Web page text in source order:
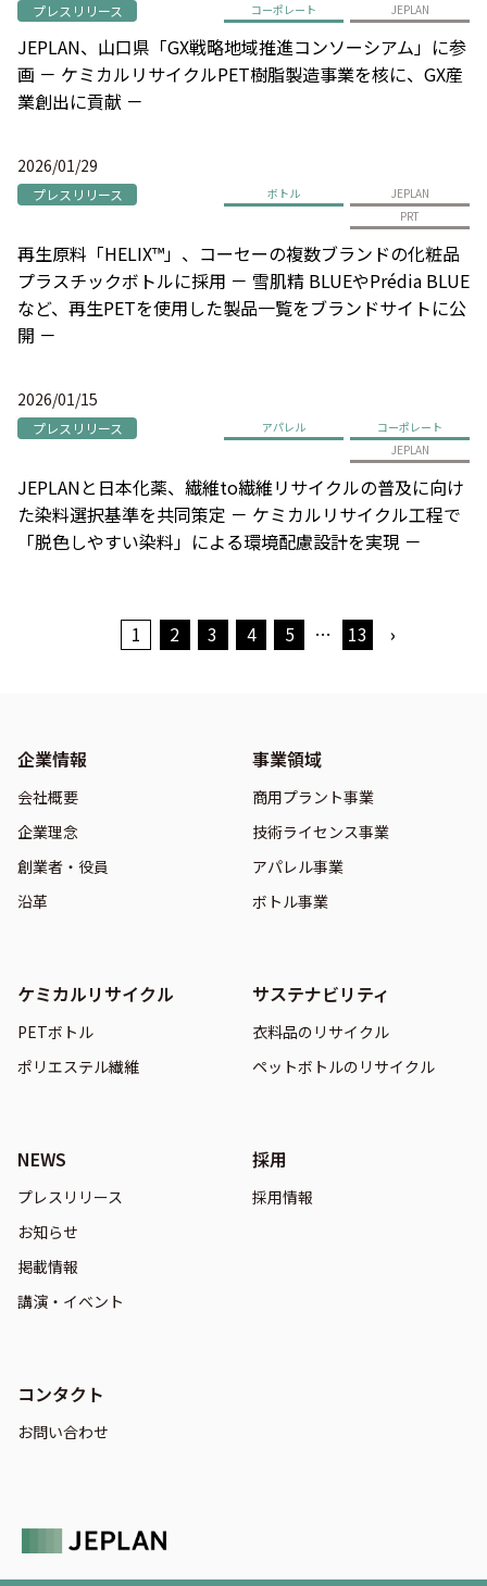
プレスリリース コーポレート JEPLAN
JEPLAN、山口県「GX戦略地域推進コンソーシアム」に参
画 － ケミカルリサイクルPET樹脂製造事業を核に、GX産
業創出に貢献 －
2026/01/29
プレスリリース ボトル
JEPLAN
PRT
再生原料「HELIX™」、コーセーの複数ブランドの化粧品
プラスチックボトルに採用 － 雪肌精 BLUEやPrédia BLUE
など、再生PETを使用した製品一覧をブランドサイトに公
開 －
2026/01/15
プレスリリース アパレル
コーポレート
JEPLAN
JEPLANと日本化薬、繊維to繊維リサイクルの普及に向け
た染料選択基準を共同策定 － ケミカルリサイクル工程で
「脱色しやすい染料」による環境配慮設計を実現 －
1 2 3 4 5 … 13 ›
企業情報
会社概要
企業理念
創業者・役員
沿革
事業領域
商用プラント事業
技術ライセンス事業
アパレル事業
ボトル事業
ケミカルリサイクル
PETボトル
ポリエステル繊維
サステナビリティ
衣料品のリサイクル
ペットボトルのリサイクル
NEWS
プレスリリース
お知らせ
掲載情報
講演・イベント
採用
採用情報
コンタクト
お問い合わせ